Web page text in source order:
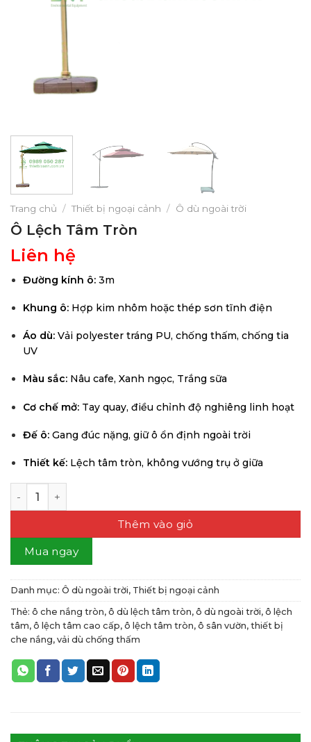
Trang chủ / Thiết bị ngoại cảnh / Ô dù ngoài trời
Ô Lệch Tâm Tròn
Liên hệ
Đường kính ô: 3m
Khung ô: Hợp kim nhôm hoặc thép sơn tĩnh điện
Áo dù: Vải polyester tráng PU, chống thấm, chống tia
UV
Màu sắc: Nâu cafe, Xanh ngọc, Trắng sữa
Cơ chế mở: Tay quay, điều chỉnh độ nghiêng linh hoạt
Đế ô: Gang đúc nặng, giữ ô ổn định ngoài trời
Thiết kế: Lệch tâm tròn, không vướng trụ ở giữa
Ô Lệch Tâm Tròn số lượng
Thêm vào giỏ
Mua ngay
Danh mục: Ô dù ngoài trời, Thiết bị ngoại cảnh
Thẻ: ô che nắng tròn, ô dù lệch tâm tròn, ô dù ngoài trời, ô lệch
tâm, ô lệch tâm cao cấp, ô lệch tâm tròn, ô sân vườn, thiết bị
che nắng, vải dù chống thấm